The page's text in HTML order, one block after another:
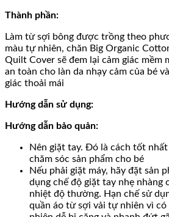
Thành phần:
Làm từ sợi bông được trồng theo
màu tự nhiên, chăn Big Organic
Quilt Cover sẽ đem lại cảm giác mềm
an toàn cho làn da nhạy cảm của bé
giác thoải mái
Hướng dẫn sử dụng:
Hướng dẫn bảo quản:
Nên giặt tay. Đó là cách tốt nhất
chăm sóc sản phẩm cho bé
Nếu phải giặt máy, hãy đặt sản
dụng chế độ giặt tay nhẹ nhàng
nhiệt độ thường. Hạn chế sử
quần áo từ sợi vải tự nhiên vì